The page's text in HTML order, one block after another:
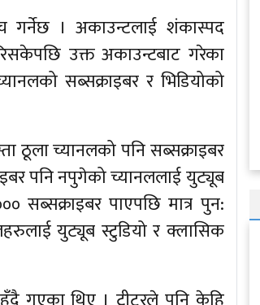
। अकाउन्टलाई शंकास्पद
उक्त अकाउन्टबाट गरेका
सब्सक्राइबर र भिडियोको
ठूला च्यानलको पनि सब्सक्राइबर
पनि नपुगेको च्यानललाई युट्यूब
सब्सक्राइबर पाएपछि मात्र पुन:
युट्यूब स्टुडियो र क्लासिक